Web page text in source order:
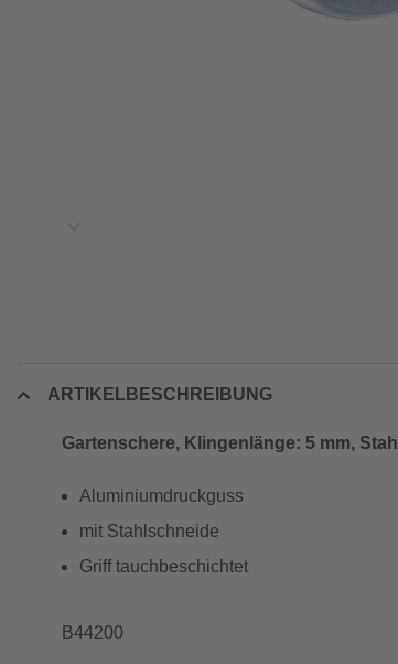
ARTIKELBESCHREIBUNG
Gartenschere, Klingenlänge: 5 mm, Stahl
Aluminiumdruckguss
mit Stahlschneide
Griff tauchbeschichtet
B44200